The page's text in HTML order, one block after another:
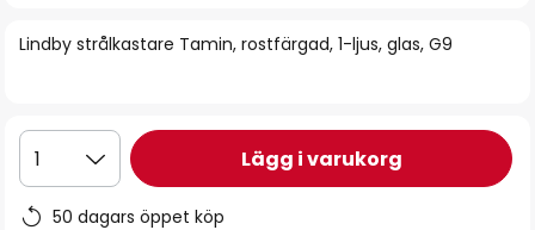
Lindby strålkastare Tamin, rostfärgad, 1-ljus, glas, G9
1 Lägg i varukorg
50 dagars öppet köp